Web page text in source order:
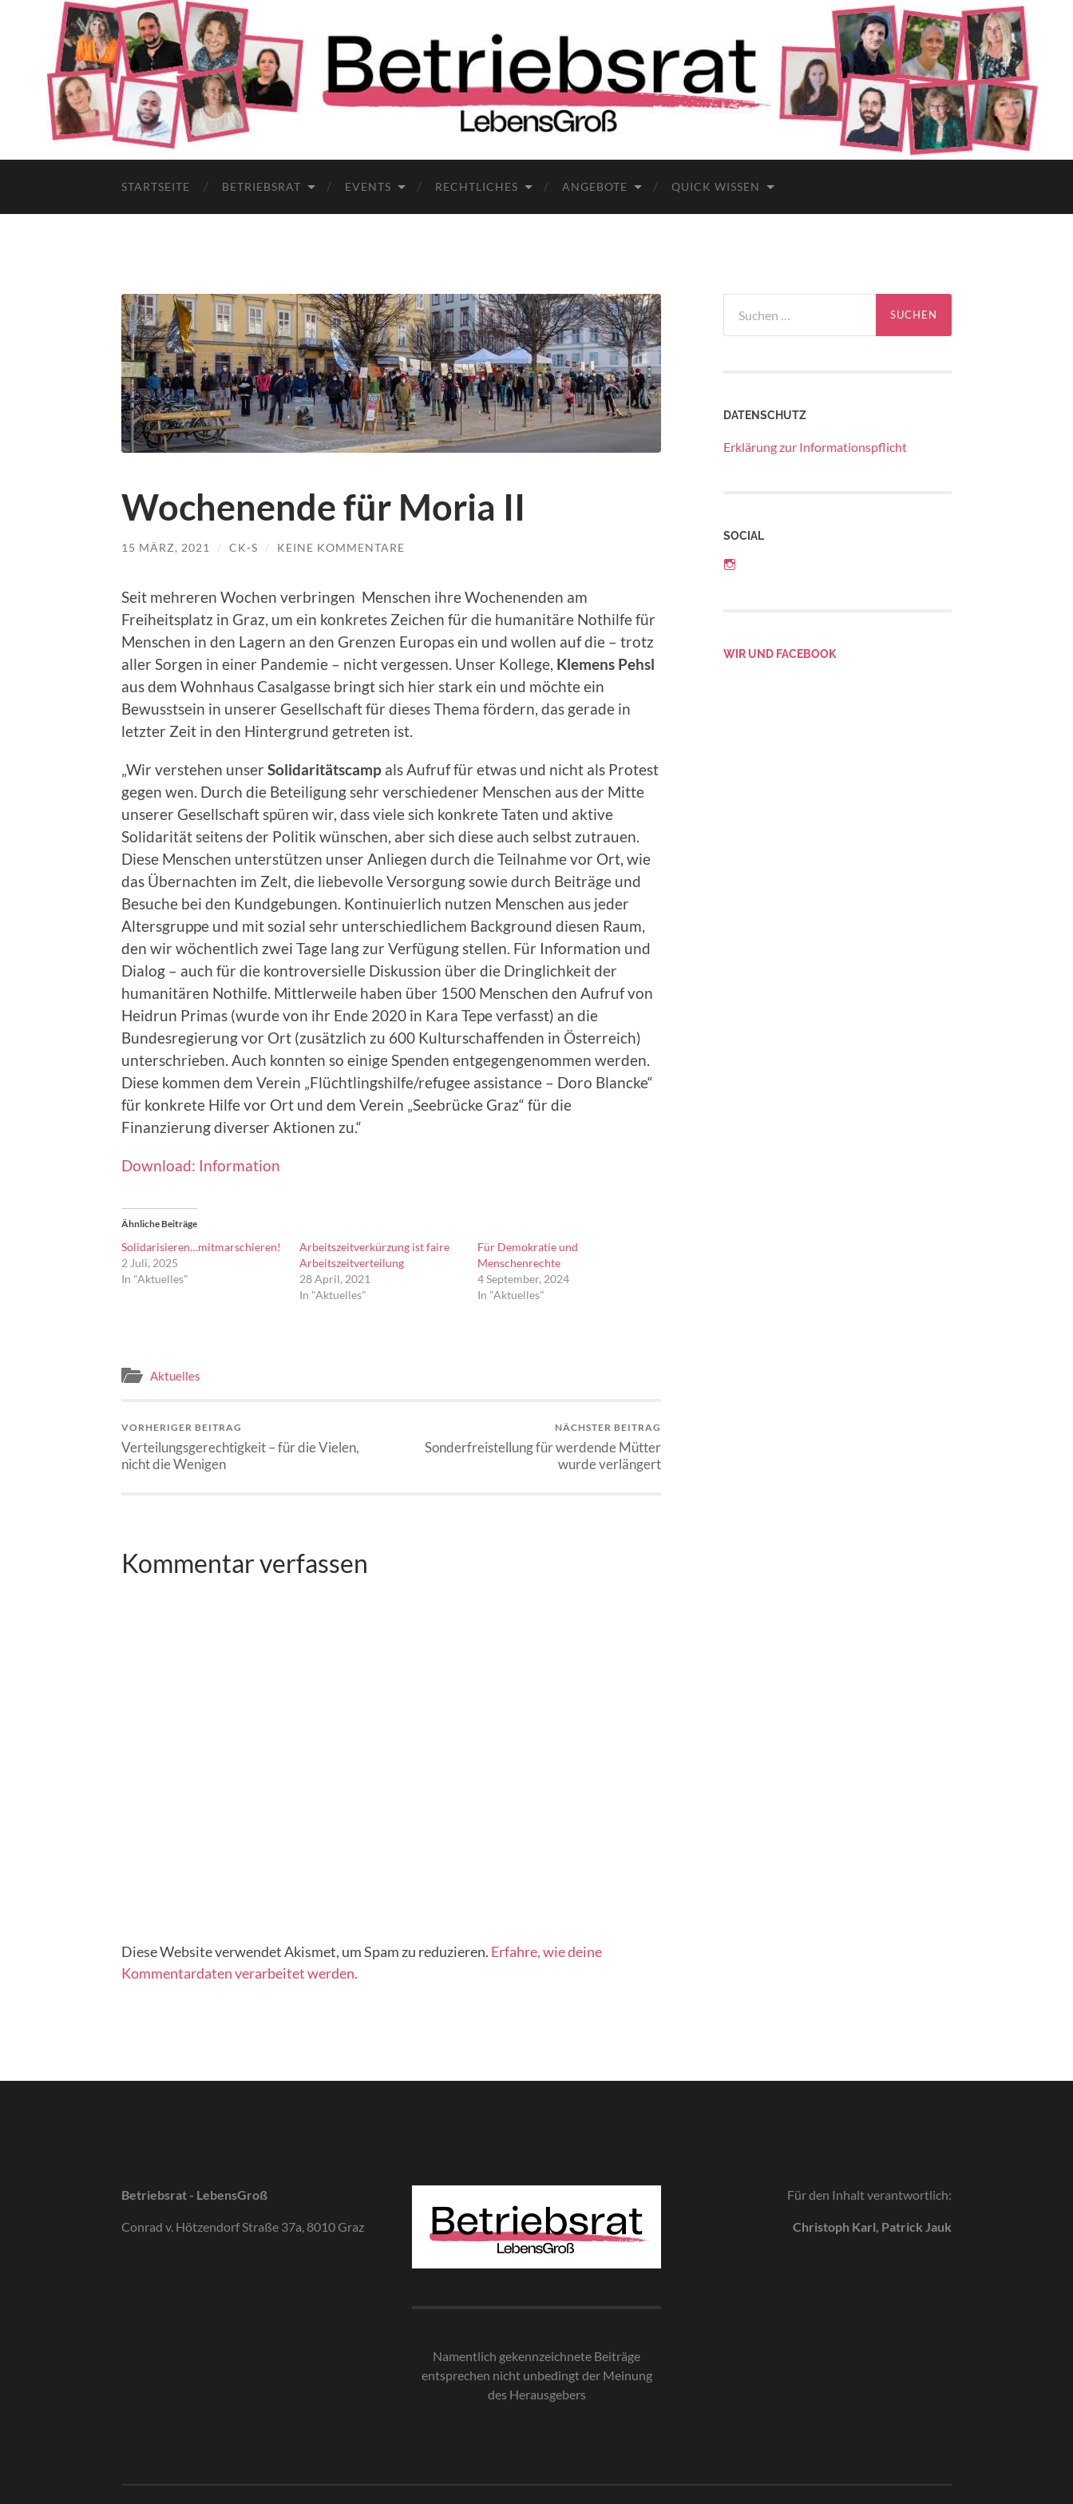
STARTSEITE BETRIEBSRAT EVENTS RECHTLICHES ANGEBOTE QUICK WISSEN
Wochenende für Moria II
15 MÄRZ, 2021 / CK-S / KEINE KOMMENTARE
Seit mehreren Wochen verbringen Menschen ihre Wochenenden am
Freiheitsplatz in Graz, um ein konkretes Zeichen für die humanitäre Nothilfe für
Menschen in den Lagern an den Grenzen Europas ein und wollen auf die – trotz
aller Sorgen in einer Pandemie – nicht vergessen. Unser Kollege, Klemens Pehsl
aus dem Wohnhaus Casalgasse bringt sich hier stark ein und möchte ein
Bewusstsein in unserer Gesellschaft für dieses Thema fördern, das gerade in
letzter Zeit in den Hintergrund getreten ist.
„Wir verstehen unser Solidaritätscamp als Aufruf für etwas und nicht als Protest
gegen wen. Durch die Beteiligung sehr verschiedener Menschen aus der Mitte
unserer Gesellschaft spüren wir, dass viele sich konkrete Taten und aktive
Solidarität seitens der Politik wünschen, aber sich diese auch selbst zutrauen.
Diese Menschen unterstützen unser Anliegen durch die Teilnahme vor Ort, wie
das Übernachten im Zelt, die liebevolle Versorgung sowie durch Beiträge und
Besuche bei den Kundgebungen. Kontinuierlich nutzen Menschen aus jeder
Altersgruppe und mit sozial sehr unterschiedlichem Background diesen Raum,
den wir wöchentlich zwei Tage lang zur Verfügung stellen. Für Information und
Dialog – auch für die kontroversielle Diskussion über die Dringlichkeit der
humanitären Nothilfe. Mittlerweile haben über 1500 Menschen den Aufruf von
Heidrun Primas (wurde von ihr Ende 2020 in Kara Tepe verfasst) an die
Bundesregierung vor Ort (zusätzlich zu 600 Kulturschaffenden in Österreich)
unterschrieben. Auch konnten so einige Spenden entgegengenommen werden.
Diese kommen dem Verein „Flüchtlingshilfe/refugee assistance – Doro Blancke“
für konkrete Hilfe vor Ort und dem Verein „Seebrücke Graz“ für die
Finanzierung diverser Aktionen zu.“
Download: Information
Ähnliche Beiträge
Solidarisieren…mitmarschieren!
2 Juli, 2025
In "Aktuelles"
Arbeitszeitverkürzung ist faire
Arbeitszeitverteilung
28 April, 2021
In "Aktuelles"
Für Demokratie und
Menschenrechte
4 September, 2024
In "Aktuelles"
Aktuelles
VORHERIGER BEITRAG
Verteilungsgerechtigkeit – für die Vielen,
nicht die Wenigen
NÄCHSTER BEITRAG
Sonderfreistellung für werdende Mütter
wurde verlängert
Kommentar verfassen
Diese Website verwendet Akismet, um Spam zu reduzieren. Erfahre, wie deine
Kommentardaten verarbeitet werden.
nach:
DATENSCHUTZ
Erklärung zur Informationspflicht
SOCIAL
WIR UND FACEBOOK
Betriebsrat - LebensGroß
Conrad v. Hötzendorf Straße 37a, 8010 Graz
Namentlich gekennzeichnete Beiträge
entsprechen nicht unbedingt der Meinung
des Herausgebers
Für den Inhalt verantwortlich:
Christoph Karl, Patrick Jauk